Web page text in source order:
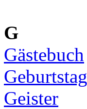
G
Gästebuch
Geburtstag
Geister